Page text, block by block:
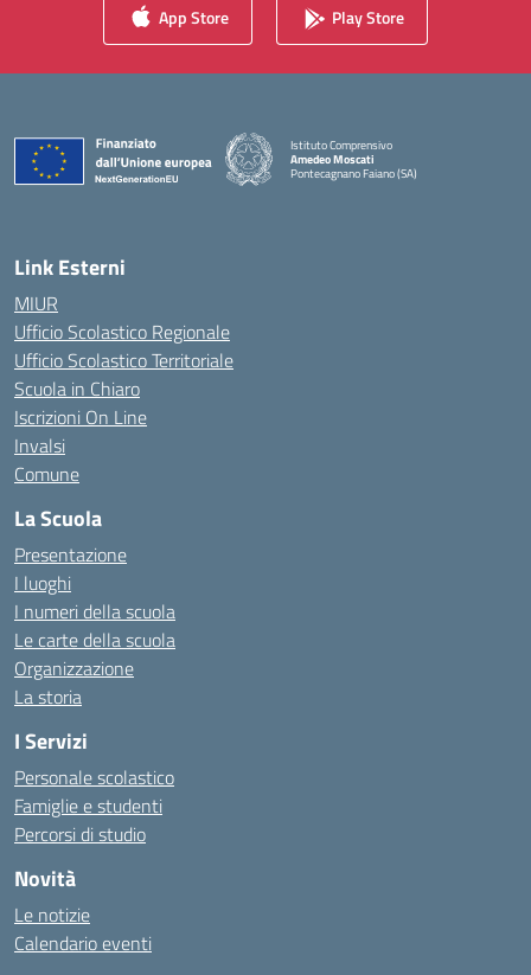
App Store Play Store
Istituto Comprensivo
Amedeo Moscati
Pontecagnano Faiano (SA)
— Visita la pagina iniziale della scuola
Link Esterni
MIUR
Ufficio Scolastico Regionale
Ufficio Scolastico Territoriale
Scuola in Chiaro
Iscrizioni On Line
Invalsi
Comune
La Scuola
Presentazione
I luoghi
I numeri della scuola
Le carte della scuola
Organizzazione
La storia
I Servizi
Personale scolastico
Famiglie e studenti
Percorsi di studio
Novità
Le notizie
Calendario eventi